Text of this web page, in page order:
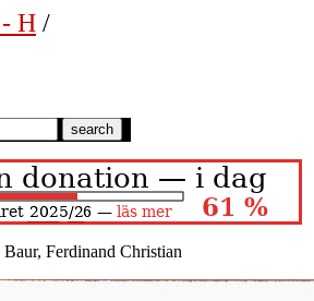
H /
Ferdinand Christian